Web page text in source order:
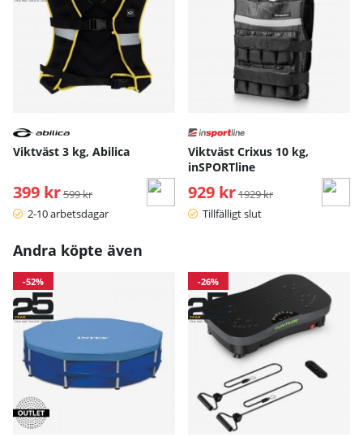
Viktväst 3 kg, Abilica
399 kr Ordinarie pris:
599 kr
2-10 arbetsdagar
Viktväst Crixus 10 kg,
inSPORTline
929 kr Ordinarie pris:
1929 kr
Tillfälligt slut
Andra köpte även
-52% -26%